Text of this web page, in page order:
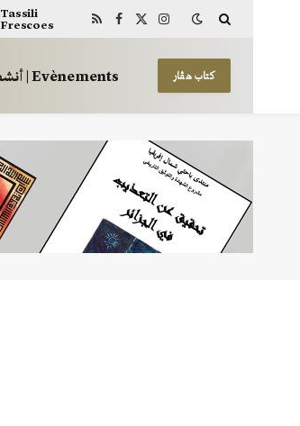
Tassili
Frescoes
RSS Facebook
X
Instagram
أنشطة | Evènements كتاب هڤار